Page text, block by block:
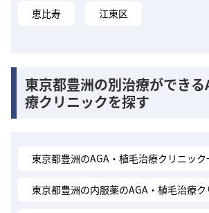
恵比寿 江東区
東京都豊洲の別治療ができ
療クリニックを探す
東京都豊洲のAGA・植毛治療クリニック
東京都豊洲の内服薬のAGA・植毛治療